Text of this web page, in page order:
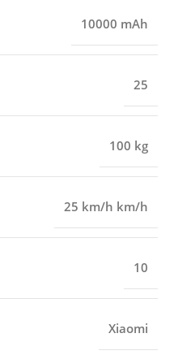
10000 mAh
25
100 kg
25 km/h km/h
10
Xiaomi